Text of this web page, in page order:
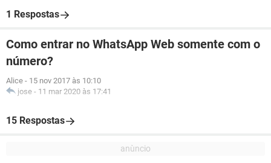
1 Respostas
Como entrar no WhatsApp Web somente com o
número?
Alice - 15 nov 2017 às 10:10
jose - 11 mar 2020 às 17:41
15 Respostas